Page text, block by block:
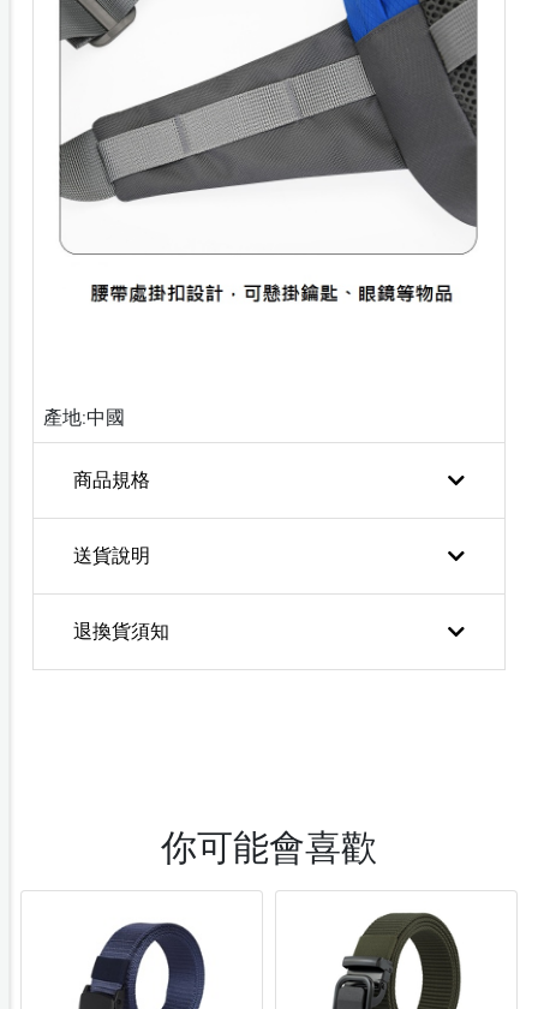
產地:中國
商品規格
送貨說明
退換貨須知
你可能會喜歡